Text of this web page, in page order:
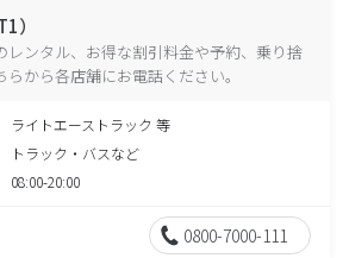
）
レンタル、お得な割引料金や予約、乗り捨
から各店舗にお電話ください。
ライトエーストラック 等
トラック・バスなど
08:00-20:00
0800-7000-111